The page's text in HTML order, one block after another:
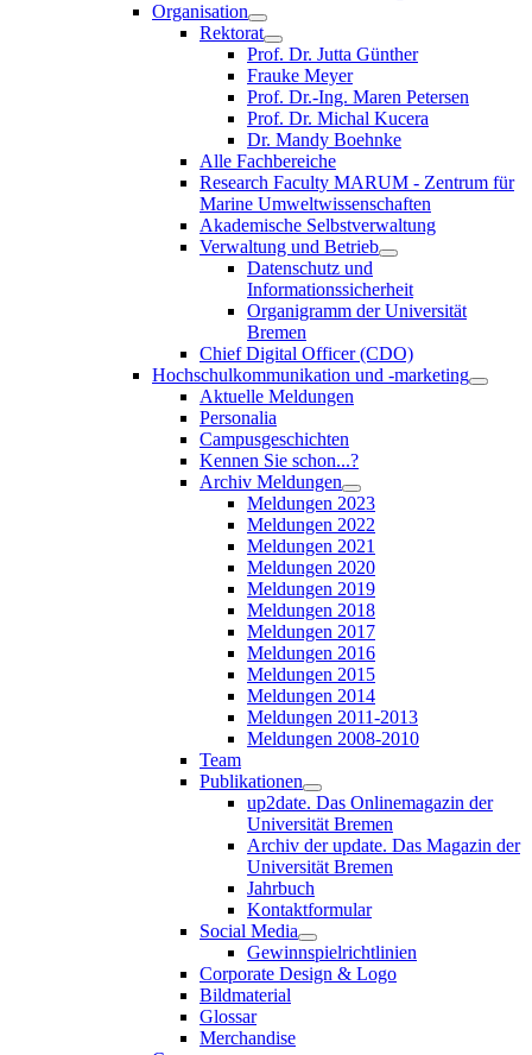
Organisation
Rektorat
Prof. Dr. Jutta Günther
Frauke Meyer
Prof. Dr.-Ing. Maren Petersen
Prof. Dr. Michal Kucera
Dr. Mandy Boehnke
Alle Fachbereiche
Research Faculty MARUM - Zentrum für
Marine Umweltwissenschaften
Akademische Selbstverwaltung
Verwaltung und Betrieb
Datenschutz und
Informationssicherheit
Organigramm der Universität
Bremen
Chief Digital Officer (CDO)
Hochschulkommunikation und -marketing
Aktuelle Meldungen
Personalia
Campusgeschichten
Kennen Sie schon...?
Archiv Meldungen
Meldungen 2023
Meldungen 2022
Meldungen 2021
Meldungen 2020
Meldungen 2019
Meldungen 2018
Meldungen 2017
Meldungen 2016
Meldungen 2015
Meldungen 2014
Meldungen 2011-2013
Meldungen 2008-2010
Team
Publikationen
up2date. Das Onlinemagazin der
Universität Bremen
Archiv der update. Das Magazin der
Universität Bremen
Jahrbuch
Kontaktformular
Social Media
Gewinnspielrichtlinien
Corporate Design & Logo
Bildmaterial
Glossar
Merchandise